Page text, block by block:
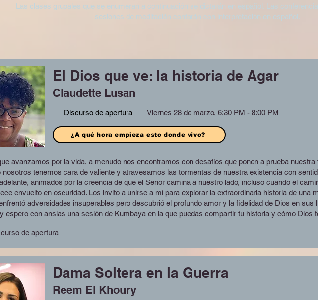
Las clases grupales que se enumeran a continuación se dictarán en español. Las
sesiones de meditación contarán con interpretación en español.​
El Dios que ve: la historia de Agar
Claudette Lusan
Discurso de apertura Viernes 28 de marzo, 6:30 PM - 8:00 PM
¿A qué hora empieza esto donde vivo?
avanzamos por la vida, a menudo nos encontramos con desafíos que ponen a prueba nuestra
nosotros tenemos cara de valiente y atravesamos las tormentas de nuestra existencia con
animados por la creencia de que el Señor camina a nuestro lado, incluso cuando el
envuelto en oscuridad. Los invito a unirse a mí para explorar la extraordinaria historia de una
adversidades insuperables pero descubrió el profundo amor y la fidelidad de Dios en sus
espero con ansias una sesión de Kumbaya en la que puedas compartir tu historia y cómo Dios
de apertura
Dama Soltera en la Guerra
Reem El Khoury